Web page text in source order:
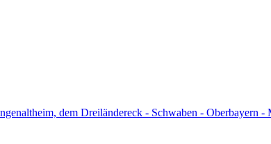
dem Dreiländereck - Schwaben - Oberbayern -